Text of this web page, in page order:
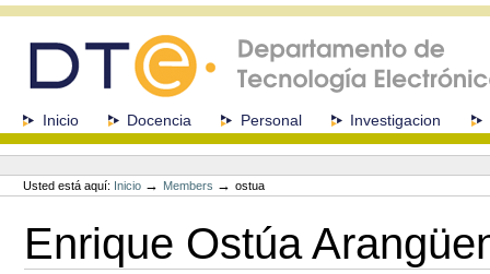
navegación
SeccionesInicio Docencia Personal Investigacion
Herramientas
Personales
Usted está aquí: Inicio → Members →ostua
Enrique Ostúa